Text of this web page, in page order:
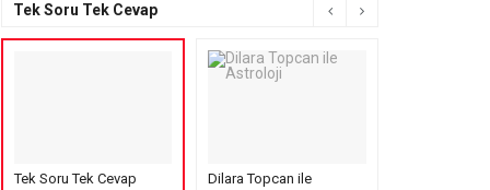
Tek Soru Tek Cevap
Tek Soru Tek Cevap
Dilara Topcan ile